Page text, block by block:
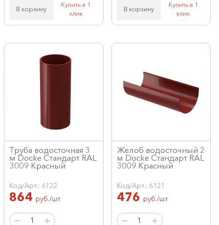
В корзину
Купить в 1
клик
В корзину
Купить в 1
клик
Труба водосточная 3
м Docke Стандарт RAL
3009 Красный
Код/Арт.: 6122
864 руб./шт
Желоб водосточный 2
м Docke Стандарт RAL
3009 Красный
Код/Арт.: 6121
476 руб./шт